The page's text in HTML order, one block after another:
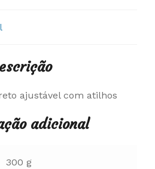
ajustável com atilhos
adicional
300 g